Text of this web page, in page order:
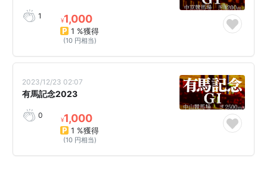
1 ¥1,000
1 %獲得
(10 円相当)
2023/12/23 02:07
有馬記念2023
0 ¥1,000
1 %獲得
(10 円相当)